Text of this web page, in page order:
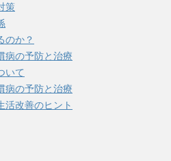
策
のか？
病の予防と治療
いて
病の予防と治療
活改善のヒント